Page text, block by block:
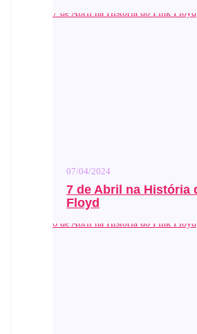
7 de Abril na História do Pink Floyd
07/04/2024
7 de Abril na História
Floyd
6 de Abril na História do Pink Floyd